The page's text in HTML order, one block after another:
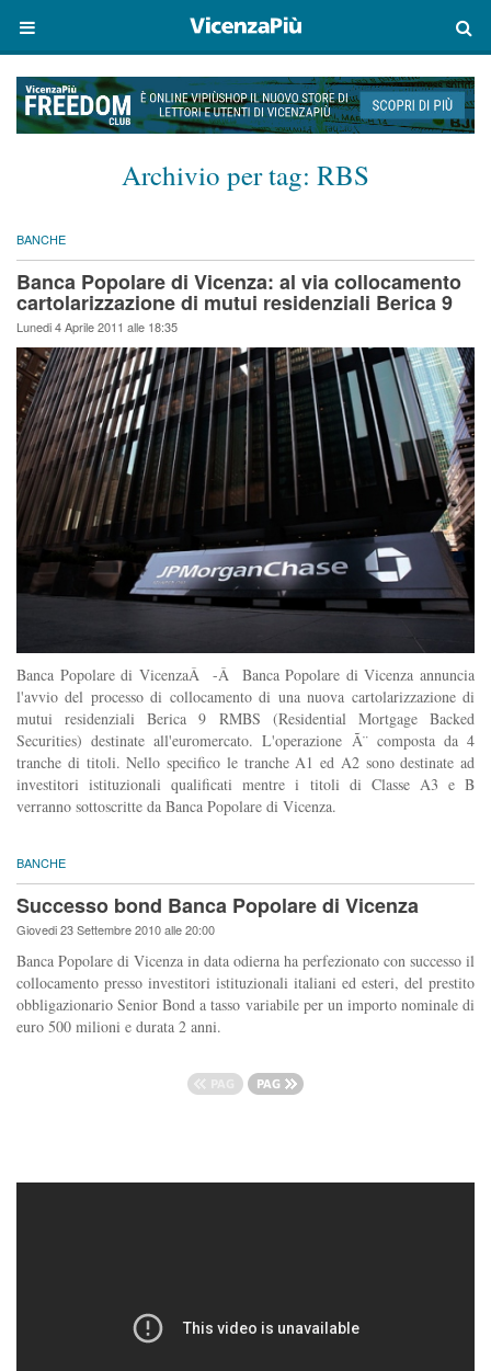
Archivio per tag: RBS
BANCHE
Banca Popolare di Vicenza: al via collocamento
cartolarizzazione di mutui residenziali Berica 9
Lunedi 4 Aprile 2011 alle 18:35
Banca Popolare di VicenzaÂ -Â Banca Popolare di Vicenza annuncia
l'avvio del processo di collocamento di una nuova cartolarizzazione di
mutui residenziali Berica 9 RMBS (Residential Mortgage Backed
Securities) destinate all'euromercato. L'operazione Ã¨ composta da 4
tranche di titoli. Nello specifico le tranche A1 ed A2 sono destinate ad
investitori istituzionali qualificati mentre i titoli di Classe A3 e B
verranno sottoscritte da Banca Popolare di Vicenza.
BANCHE
Successo bond Banca Popolare di Vicenza
Giovedi 23 Settembre 2010 alle 20:00
Banca Popolare di Vicenza in data odierna ha perfezionato con successo il
collocamento presso investitori istituzionali italiani ed esteri, del prestito
obbligazionario Senior Bond a tasso variabile per un importo nominale di
euro 500 milioni e durata 2 anni.